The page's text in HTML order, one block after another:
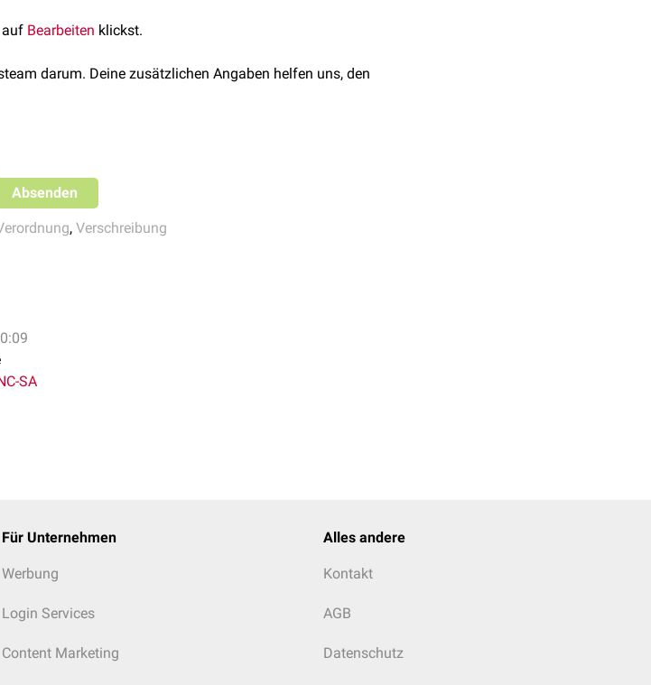
.
auf Bearbeiten klickst.
darum. Deine zusätzlichen Angaben helfen uns, den
Absenden
, Verschreibung
SA
Für Unternehmen
Werbung
Login Services
Content Marketing
Alles andere
Kontakt
AGB
Datenschutz